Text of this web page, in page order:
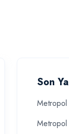
Son
Metropol
Metropol